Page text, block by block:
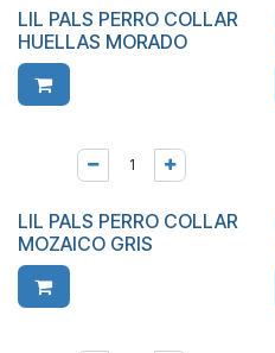
LIL PALS PERRO COLLAR
HUELLAS MORADO
LIL PALS PERRO COLLAR
MOZAICO GRIS